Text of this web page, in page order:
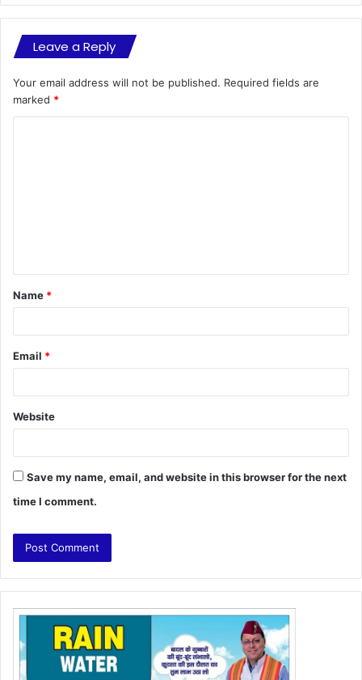
Leave a Reply
Your email address will not be published. Required fields are
marked *
t
*
Name *
Email *
Website
Save my name, email, and website in this browser for the next
time I comment.